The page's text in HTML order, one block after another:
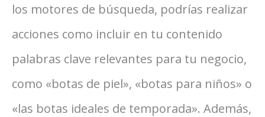
los motores de búsqueda, podrías realizar
acciones como incluir en tu contenido
palabras clave relevantes para tu negocio,
como «botas de piel», «botas para niños» o
«las botas ideales de temporada». Además,